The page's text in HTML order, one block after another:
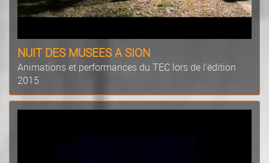
NUIT DES MUSEES A SION
Animations et performances du TEC lors de l'édition
2015